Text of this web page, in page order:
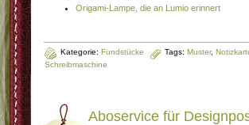
Origami-Lampe, die an Lumio erinnert
Kategorie: Fundstücke Tags: Muster,
Schreibmaschine
Aboservice für